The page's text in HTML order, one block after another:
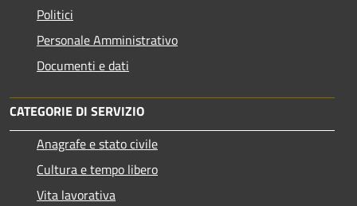
Politici
Personale Amministrativo
Documenti e dati
CATEGORIE DI SERVIZIO
Anagrafe e stato civile
Cultura e tempo libero
Vita lavorativa